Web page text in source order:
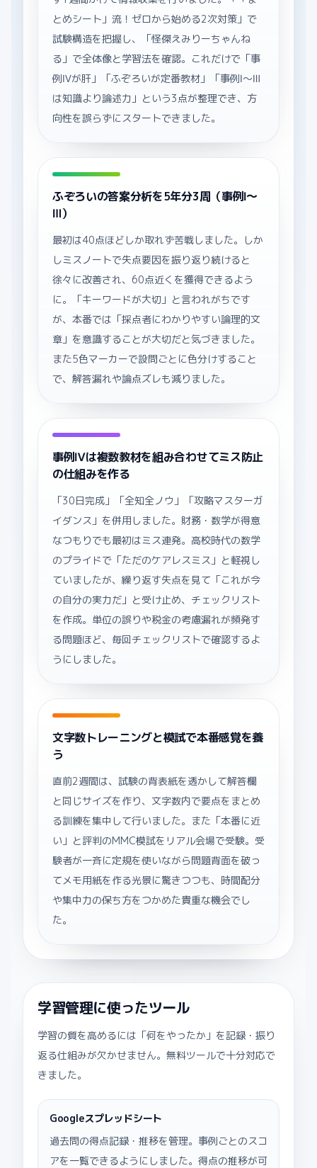
とめシート」流！ゼロから始める2次対策」で
試験構造を把握し、「怪傑えみりーちゃんね
る」で全体像と学習法を確認。これだけで「事
例Ⅳが肝」「ふぞろいが定番教材」「事例Ⅰ〜Ⅲ
は知識より論述力」という3点が整理でき、方
向性を誤らずにスタートできました。
ふぞろいの答案分析を5年分3周（事例Ⅰ〜
Ⅲ）
最初は40点ほどしか取れず苦戦しました。しか
しミスノートで失点要因を振り返り続けると
徐々に改善され、60点近くを獲得できるよう
に。「キーワードが大切」と言われがちです
が、本番では「採点者にわかりやすい論理的文
章」を意識することが大切だと気づきました。
また5色マーカーで設問ごとに色分けすること
で、解答漏れや論点ズレも減りました。
事例Ⅳは複数教材を組み合わせてミス防止
の仕組みを作る
「30日完成」「全知全ノウ」「攻略マスターガ
イダンス」を併用しました。財務・数学が得意
なつもりでも最初はミス連発。高校時代の数学
のプライドで「ただのケアレスミス」と軽視し
ていましたが、繰り返す失点を見て「これが今
の自分の実力だ」と受け止め、チェックリスト
を作成。単位の誤りや税金の考慮漏れが頻発す
る問題ほど、毎回チェックリストで確認するよ
うにしました。
文字数トレーニングと模試で本番感覚を養
う
直前2週間は、試験の背表紙を透かして解答欄
と同じサイズを作り、文字数内で要点をまとめ
る訓練を集中して行いました。また「本番に近
い」と評判のMMC模試をリアル会場で受験。受
験者が一斉に定規を使いながら問題背面を破っ
てメモ用紙を作る光景に驚きつつも、時間配分
や集中力の保ち方をつかめた貴重な機会でし
た。
学習管理に使ったツール
学習の質を高めるには「何をやったか」を記録・振り
返る仕組みが欠かせません。無料ツールで十分対応で
きました。
Googleスプレッドシート
過去問の得点記録・推移を管理。事例ごとのスコ
アを一覧できるようにしました。得点の推移が可